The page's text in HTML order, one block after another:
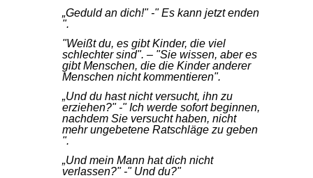
„Geduld an dich!" -" Es kann jetzt enden
".
"Weißt du, es gibt Kinder, die viel
schlechter sind". – "Sie wissen, aber es
gibt Menschen, die die Kinder anderer
Menschen nicht kommentieren".
„Und du hast nicht versucht, ihn zu
erziehen?" -" Ich werde sofort beginnen,
nachdem Sie versucht haben, nicht
mehr ungebetene Ratschläge zu geben
".
„Und mein Mann hat dich nicht
verlassen?" -" Und du?"